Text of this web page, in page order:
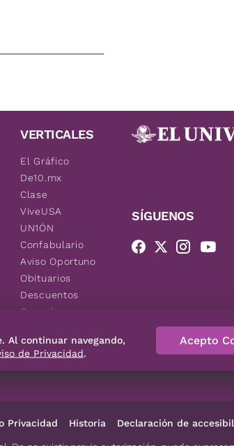
VERTICALES
El Gráfico
De10.mx
Clase
ViveUSA
UN1ÓN
Confabulario
Aviso Oportuno
Obituarios
Descuentos
Consultas
SÍGUENOS
Privacidad Historia Declaración de
Al continuar navegando,
de Privacidad.
Acepto